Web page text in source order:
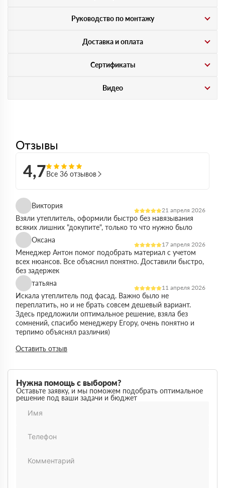
Руководство по монтажу
Доставка и оплата
Сертификаты
Видео
Отзывы
4,7Все 36 отзывов
Виктория
21 апреля 2026
Взяли утеплитель, оформили быстро без навязывания
всяких лишних "докупите", только то что нужно было
Оксана
17 апреля 2026
Менеджер Антон помог подобрать материал с учетом
всех нюансов. Все объяснил понятно. Доставили быстро,
без задержек
татьяна
11 апреля 2026
Искала утеплитель под фасад. Важно было не
переплатить, но и не брать совсем дешевый вариант.
Здесь предложили оптимальное решение, взяла без
сомнений, спасибо менеджеру Егору, очень понятно и
терпимо объяснял различия)
Максим
03 марта 2026
Немного запутался в видах утеплителей но помогли
разобратсья, менеджеры быстро связались и помогли
Заказывал утеплитель для дачи. Объем небольшой, но
отношение нормальное, наверное будем заказывать еще
Оставить отзыв
Нужна помощь с выбором?
Оставьте заявку, и мы поможем подобрать оптимальное
решение под ваши задачи и бюджет